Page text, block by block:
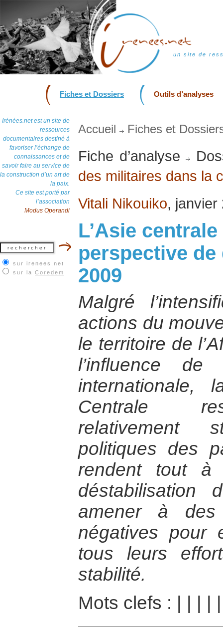
un site de
Fiches et Dossiers Outils d’analyses
Irénées.net est un site de
ressources
documentaires destiné à
favoriser l’échange de
connaissances et de
savoir faire au service de
la construction d’un art de
la paix.
Ce site est porté par
l’association
Modus Operandi
sur irenees.net
sur la Coredem
Accueil Fiches et
Fiche d’analyse
des militaires dans la
Vitali Nikouiko, janvier
L’Asie
perspective de
2009
Malgré
actions du
le territoire de
l’influence
internationale,
Centrale
relativement
politiques des
rendent tout
déstabilisation
amener à des
négatives pour
tous leurs
stabilité.
Mots clefs :